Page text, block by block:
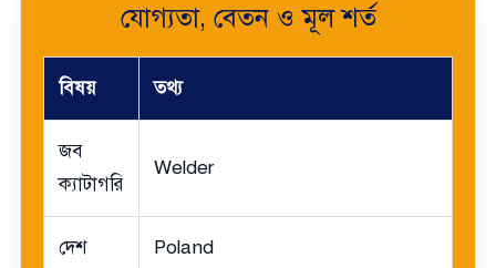
যোগ্যতা, বেতন ও মূল শর্ত
বিষয় তথ্য
জব
ক্যাটাগরি
Welder
দেশ Poland